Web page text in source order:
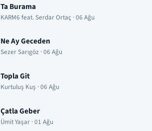
Ta Burama
KARM6 feat. Serdar Ortaç · 06 Ağu
Ne Ay Geceden
Sezer Sarıgöz · 06 Ağu
Topla Git
Kurtuluş Kuş · 06 Ağu
Çatla Geber
Ümit Yaşar · 01 Ağu